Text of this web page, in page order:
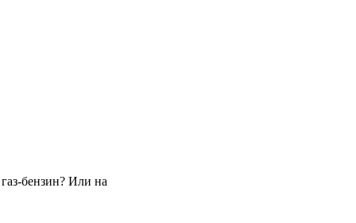
бензин? Или на